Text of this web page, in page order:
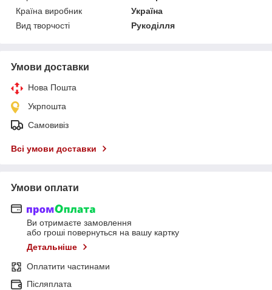
Країна виробник
Україна
Вид творчості
Рукоділля
Умови доставки
Нова Пошта
Укрпошта
Самовивіз
Всі умови доставки
Умови оплати
Ви отримаєте замовлення
або гроші повернуться на вашу картку
Детальніше
Оплатити частинами
Післяплата